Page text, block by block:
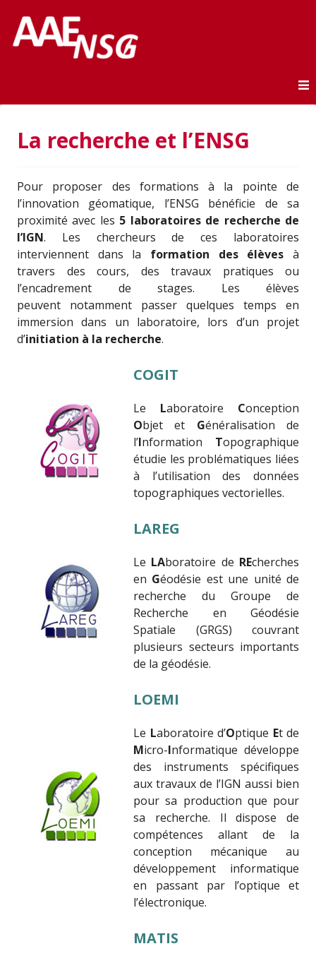
AAE-ENSG
La recherche et l’ENSG
Pour proposer des formations à la pointe de
l’innovation géomatique, l’ENSG bénéficie de sa
proximité avec les 5 laboratoires de recherche de
l’IGN. Les chercheurs de ces laboratoires
interviennent dans la formation des élèves à
travers des cours, des travaux pratiques ou
l’encadrement de stages. Les élèves
peuvent notamment passer quelques temps en
immersion dans un laboratoire, lors d’un projet
d’initiation à la recherche.
COGIT
Le Laboratoire Conception
Objet et Généralisation de
l’Information Topographique
étudie les problématiques liées
à l’utilisation des données
topographiques vectorielles.
LAREG
Le LAboratoire de REcherches
en Géodésie est une unité de
recherche du Groupe de
Recherche en Géodésie
Spatiale (GRGS) couvrant
plusieurs secteurs importants
de la géodésie.
LOEMI
Le Laboratoire d’Optique Et de
Micro-Informatique développe
des instruments spécifiques
aux travaux de l’IGN aussi bien
pour sa production que pour
sa recherche. Il dispose de
compétences allant de la
conception mécanique au
développement informatique
en passant par l’optique et
l’électronique.
MATIS